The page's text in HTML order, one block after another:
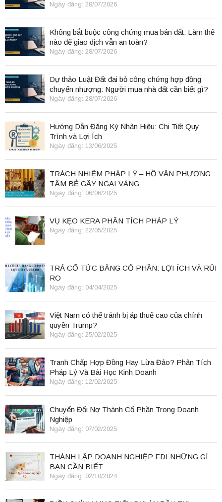
Ngày đăng: 28/07/2026
Không bắt buộc công chứng mua bán đất: Làm thế
nào để giao dịch vẫn an toàn?
Ngày đăng: 28/07/2026
Dự thảo Luật Đất đai bỏ công chứng hợp đồng
chuyển nhượng: Người mua nhà đất cần biết gì?
Ngày đăng: 28/07/2026
Hướng Dẫn Đăng Ký Nhãn Hiệu: Chi Tiết Quy
Trình và Lợi Ích
Ngày đăng: 13/06/2025
TRÁCH NHIỆM PHÁP LÝ – HỒ VĂN PHƯƠNG
TÂM BẺ GÃY NGAI VÀNG
Ngày đăng: 06/06/2025
VỤ KẸO KERA PHÂN TÍCH PHÁP LÝ
Ngày đăng: 22/05/2025
TRẢ CỔ TỨC BẰNG CỔ PHẦN: LỢI ÍCH VÀ RỦI
RO
Ngày đăng: 04/04/2025
Việt Nam có thể tránh bị áp thuế cao của chính
quyền Trump?
Ngày đăng: 25/02/2025
Tranh Chấp Hợp Đồng Hay Lừa Đảo? Phân Tích
Pháp Lý Và Bài Học Kinh Doanh
Ngày đăng: 12/02/2025
Chuyển Đổi Nợ Thành Cổ Phần Trong Doanh
Nghiệp
Ngày đăng: 07/02/2025
THÀNH LẬP DOANH NGHIỆP FDI NHỮNG GÌ
BẠN CẦN BIẾT
Ngày đăng: 02/10/2024